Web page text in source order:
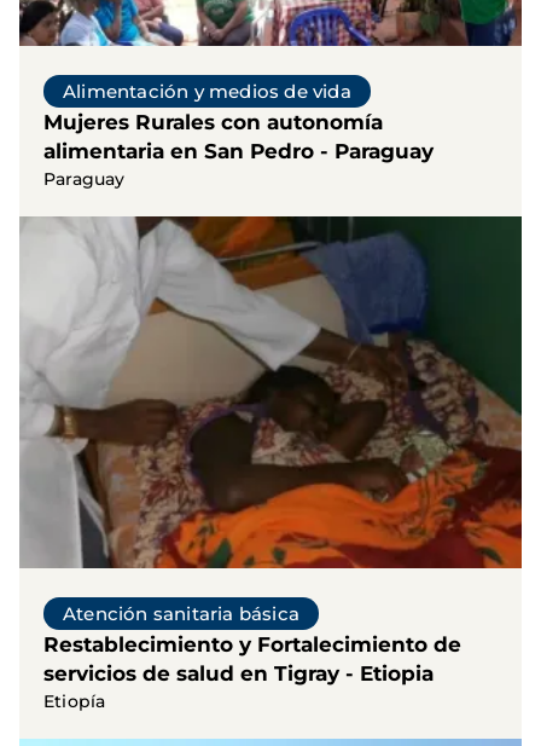
Alimentación y medios de vida
Mujeres Rurales con autonomía
alimentaria en San Pedro - Paraguay
Paraguay
Atención sanitaria básica
Restablecimiento y Fortalecimiento de
servicios de salud en Tigray - Etiopia
Etiopía